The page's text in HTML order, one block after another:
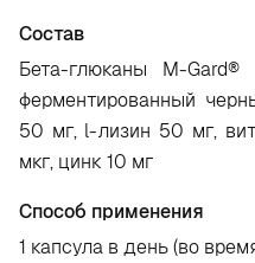
Состав
Бета-глюканы M-
ферментированный
50 мг, l-лизин 50 мг,
мкг, цинк 10 мг
Способ применения
1 капсула в день (во